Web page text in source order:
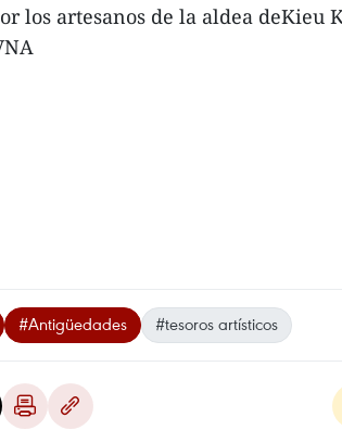
los artesanos de la aldea deKieu
#Antigüedades #tesoros artísticos